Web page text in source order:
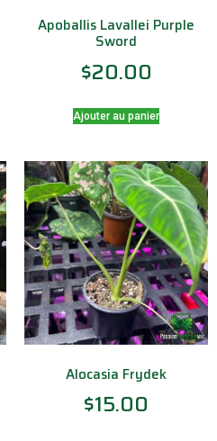
Apoballis Lavallei Purple
Sword
$20.00
Ajouter au panier
Alocasia Frydek
$15.00